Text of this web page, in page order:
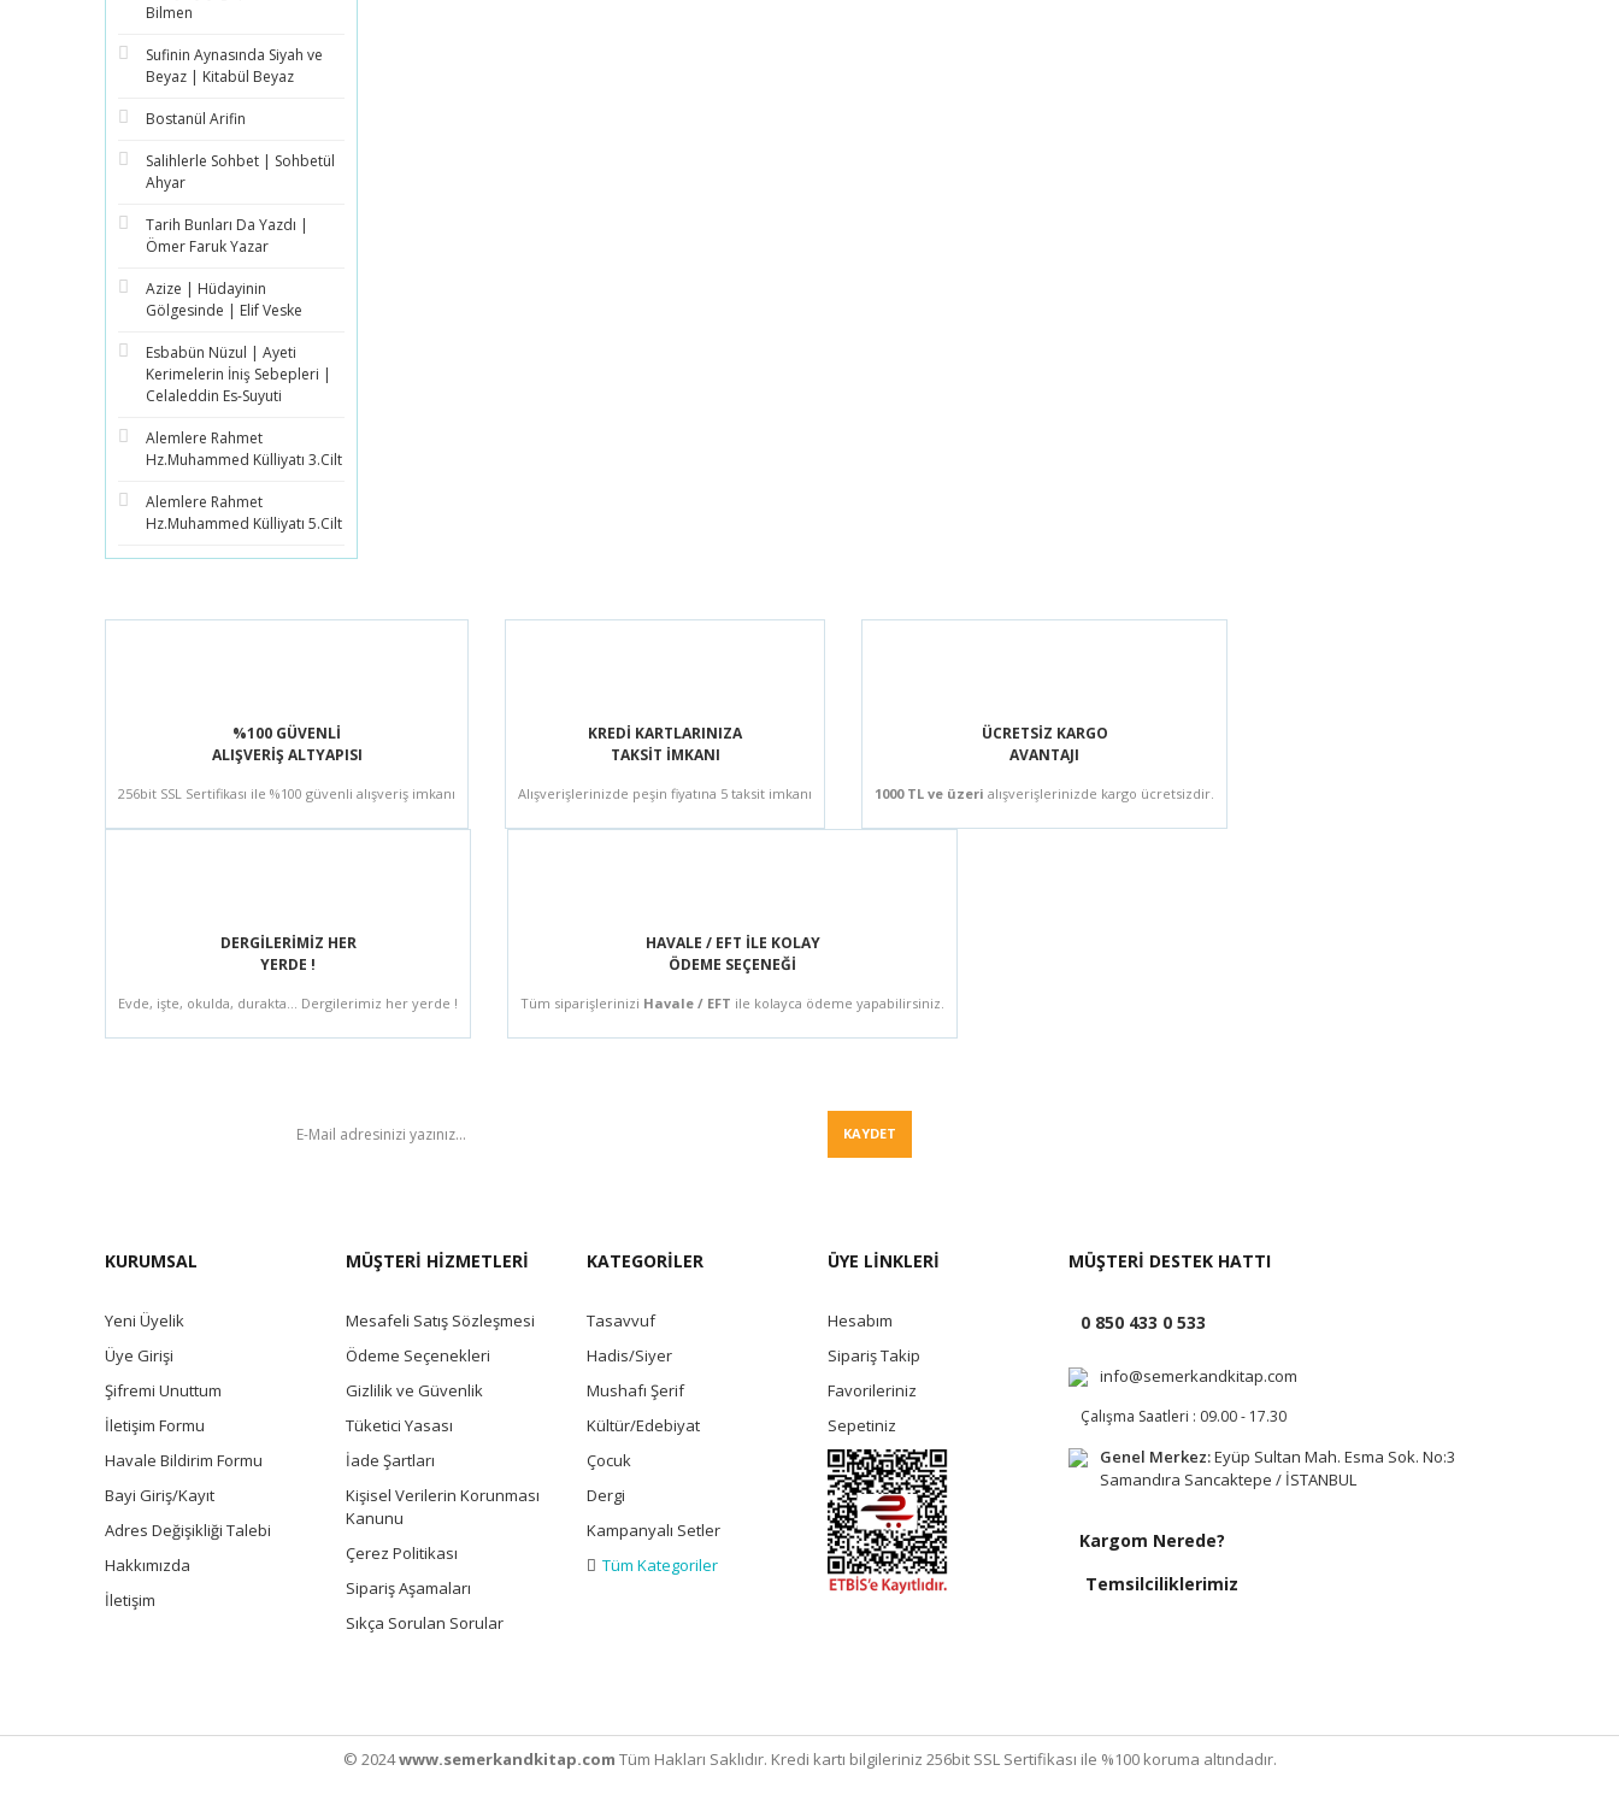
Bilmen
Sufinin Aynasında Siyah ve
Beyaz | Kitabül Beyaz
Bostanül Arifin
Salihlerle Sohbet | Sohbetül
Ahyar
Tarih Bunları Da Yazdı |
Ömer Faruk Yazar
Azize | Hüdayinin
Gölgesinde | Elif Veske
Esbabün Nüzul | Ayeti
Kerimelerin İniş Sebepleri |
Celaleddin Es-Suyuti
Alemlere Rahmet
Hz.Muhammed Külliyatı 3.Cilt
Alemlere Rahmet
Hz.Muhammed Külliyatı 5.Cilt
%100 GÜVENLİ
ALIŞVERİŞ ALTYAPISI
256bit SSL Sertifikası ile %100 güvenli alışveriş imkanı
KREDİ KARTLARINIZA
TAKSİT İMKANI
Alışverişlerinizde peşin fiyatına 5 taksit imkanı
ÜCRETSİZ KARGO
AVANTAJI
1000 TL ve üzeri alışverişlerinizde kargo ücretsizdir.
DERGİLERİMİZ HER
YERDE !
Evde, işte, okulda, durakta... Dergilerimiz her yerde !
HAVALE / EFT İLE KOLAY
ÖDEME SEÇENEĞİ
Tüm siparişlerinizi Havale / EFT ile kolayca ödeme yapabilirsiniz.
KAYDET
KURUMSAL
Yeni Üyelik
Üye Girişi
Şifremi Unuttum
İletişim Formu
Havale Bildirim Formu
Bayi Giriş/Kayıt
Adres Değişikliği Talebi
Hakkımızda
İletişim
MÜŞTERİ HİZMETLERİ
Mesafeli Satış Sözleşmesi
Ödeme Seçenekleri
Gizlilik ve Güvenlik
Tüketici Yasası
İade Şartları
Kişisel Verilerin Korunması
Kanunu
Çerez Politikası
Sipariş Aşamaları
Sıkça Sorulan Sorular
KATEGORİLER
Tasavvuf
Hadis/Siyer
Mushafı Şerif
Kültür/Edebiyat
Çocuk
Dergi
Kampanyalı Setler
Tüm Kategoriler
ÜYE LİNKLERİ
Hesabım
Sipariş Takip
Favorileriniz
Sepetiniz
MÜŞTERİ DESTEK HATTI
0 850 433 0 533
info@semerkandkitap.com
Çalışma Saatleri : 09.00 - 17.30
Genel Merkez:Eyüp Sultan Mah. Esma Sok. No:3
Samandıra Sancaktepe / İSTANBUL
Kargom Nerede?
Temsilciliklerimiz
© 2024www.semerkandkitap.com Tüm Hakları Saklıdır. Kredi kartı bilgileriniz 256bit SSL Sertifikası ile %100 koruma altındadır.